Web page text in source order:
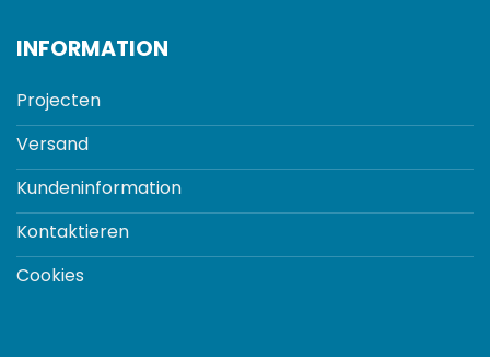
INFORMATION
Projecten
Versand
Kundeninformation
Kontaktieren
Cookies